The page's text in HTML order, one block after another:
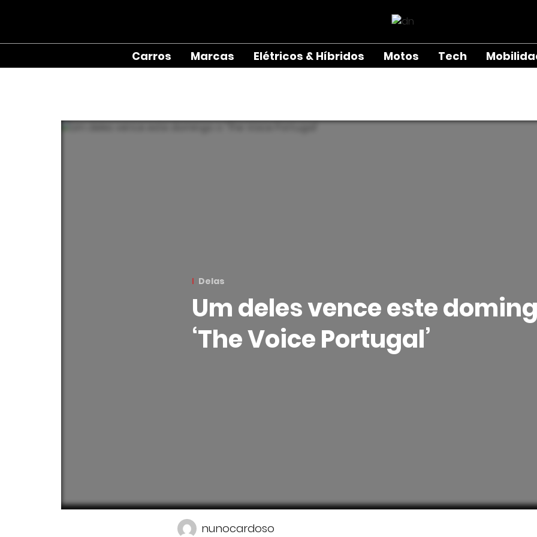
Carros Marcas Elétricos & Híbridos Motos Tech
Delas
Um deles vence este
‘The Voice Portugal’
nunocardoso